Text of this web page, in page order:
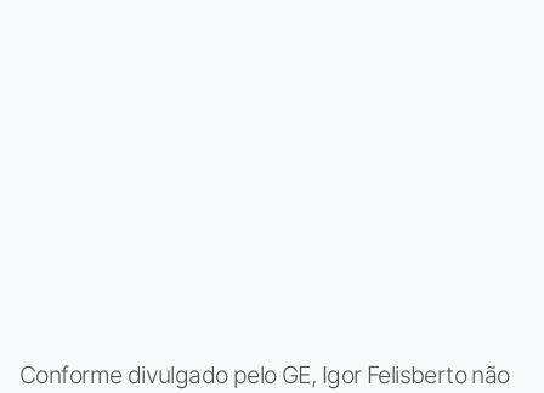
Conforme divulgado pelo GE, Igor Felisberto não